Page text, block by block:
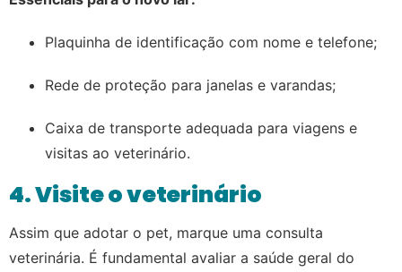
Plaquinha de identificação com nome e telefone;
Rede de proteção para janelas e varandas;
Caixa de transporte adequada para viagens e
visitas ao veterinário.
4. Visite o veterinário
Assim que adotar o pet, marque uma consulta
veterinária. É fundamental avaliar a saúde geral do